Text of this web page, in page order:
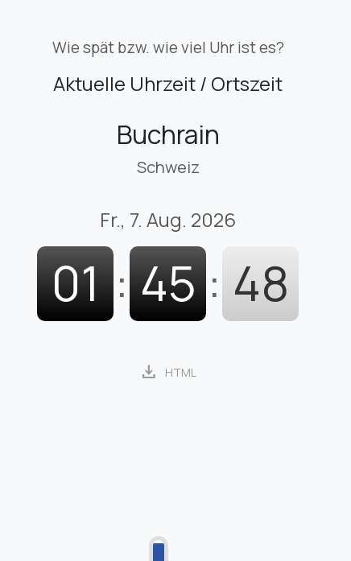
Wie spät bzw. wie viel Uhr ist es?
Aktuelle Uhrzeit / Ortszeit
Buchrain
Schweiz
Fr., 7. Aug. 2026
01 : 45 : 49
download HTML